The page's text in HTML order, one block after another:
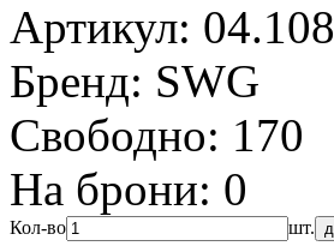
Артикул: 04.108
Бренд: SWG
Свободно: 170
На брони: 0
Кол-во шт.